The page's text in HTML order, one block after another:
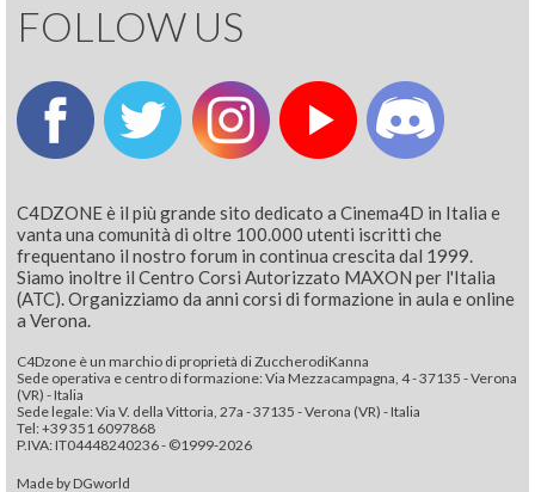
FOLLOW US
C4DZONE è il più grande sito dedicato a Cinema4D in Italia e
vanta una comunità di oltre 100.000 utenti iscritti che
frequentano il nostro forum in continua crescita dal 1999.
Siamo inoltre il Centro Corsi Autorizzato MAXON per l'Italia
(ATC). Organizziamo da anni corsi di formazione in aula e online
a Verona.
C4Dzone è un marchio di proprietà di ZuccherodiKanna
Sede operativa e centro di formazione: Via Mezzacampagna, 4 - 37135 - Verona
(VR) - Italia
Sede legale: Via V. della Vittoria, 27a - 37135 - Verona (VR) - Italia
Tel: +39 351 6097868‬
P.IVA: IT04448240236 - ©1999-2026
Made by DGworld